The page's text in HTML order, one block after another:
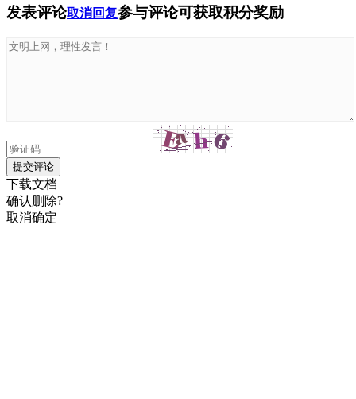
发表评论取消回复参与评论可获取积分奖励
提交评论
下载文档
确认删除?
取消确定